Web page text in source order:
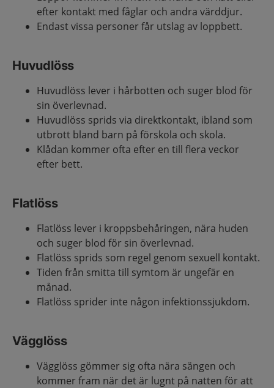
efter kontakt med fåglar och andra värddjur.
Endast vissa personer får utslag av loppbett.
Huvudlöss
Huvudlöss lever i hårbotten och suger blod för
sin överlevnad.
Huvudlöss sprids via direktkontakt, ibland som
utbrott bland barn på förskola och skola.
Klådan kommer ofta efter en till flera veckor
efter bett.
Flatlöss
Flatlöss lever i kroppsbehåringen, nära huden
och suger blod för sin överlevnad.
Flatlöss sprids som regel genom sexuell kontakt.
Tiden från smitta till symtom är ungefär en
månad.
Flatlöss sprider inte någon infektionssjukdom.
Vägglöss
Vägglöss gömmer sig ofta nära sängen och
kommer fram när det är lugnt på natten för att